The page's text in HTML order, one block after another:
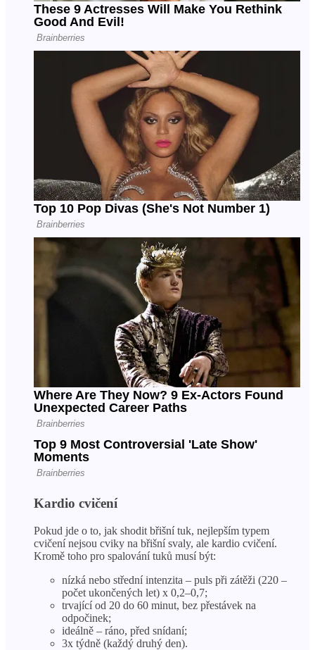
Kardio cvičení
Pokud jde o to, jak shodit břišní tuk, nejlepším typem
cvičení nejsou cviky na břišní svaly, ale kardio cvičení.
Kromě toho pro spalování tuků musí být:
nízká nebo střední intenzita – puls při zátěži (220 –
počet ukončených let) x 0,2–0,7;
trvající od 20 do 60 minut, bez přestávek na
odpočinek;
ideálně – ráno, před snídaní;
3x týdně (každý druhý den).